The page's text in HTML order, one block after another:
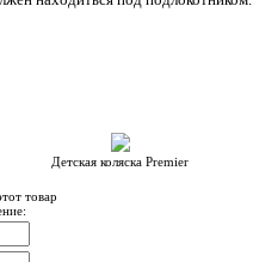
Детская коляска Premier
товар